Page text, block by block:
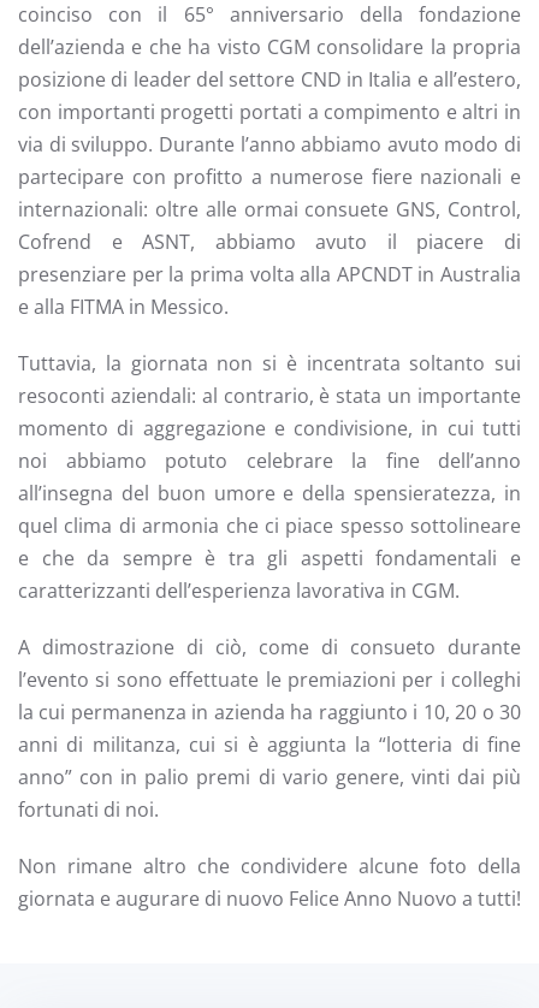
coinciso con il 65° anniversario della fondazione
dell’azienda e che ha visto CGM consolidare la propria
posizione di leader del settore CND in Italia e all’estero,
con importanti progetti portati a compimento e altri in
via di sviluppo. Durante l’anno abbiamo avuto modo di
partecipare con profitto a numerose fiere nazionali e
internazionali: oltre alle ormai consuete GNS, Control,
Cofrend e ASNT, abbiamo avuto il piacere di
presenziare per la prima volta alla APCNDT in Australia
e alla FITMA in Messico.
Tuttavia, la giornata non si è incentrata soltanto sui
resoconti aziendali: al contrario, è stata un importante
momento di aggregazione e condivisione, in cui tutti
noi abbiamo potuto celebrare la fine dell’anno
all’insegna del buon umore e della spensieratezza, in
quel clima di armonia che ci piace spesso sottolineare
e che da sempre è tra gli aspetti fondamentali e
caratterizzanti dell’esperienza lavorativa in CGM.
A dimostrazione di ciò, come di consueto durante
l’evento si sono effettuate le premiazioni per i colleghi
la cui permanenza in azienda ha raggiunto i 10, 20 o 30
anni di militanza, cui si è aggiunta la “lotteria di fine
anno” con in palio premi di vario genere, vinti dai più
fortunati di noi.
Non rimane altro che condividere alcune foto della
giornata e augurare di nuovo Felice Anno Nuovo a tutti!